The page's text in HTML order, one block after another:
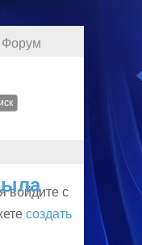
Форум
войдите с
создать